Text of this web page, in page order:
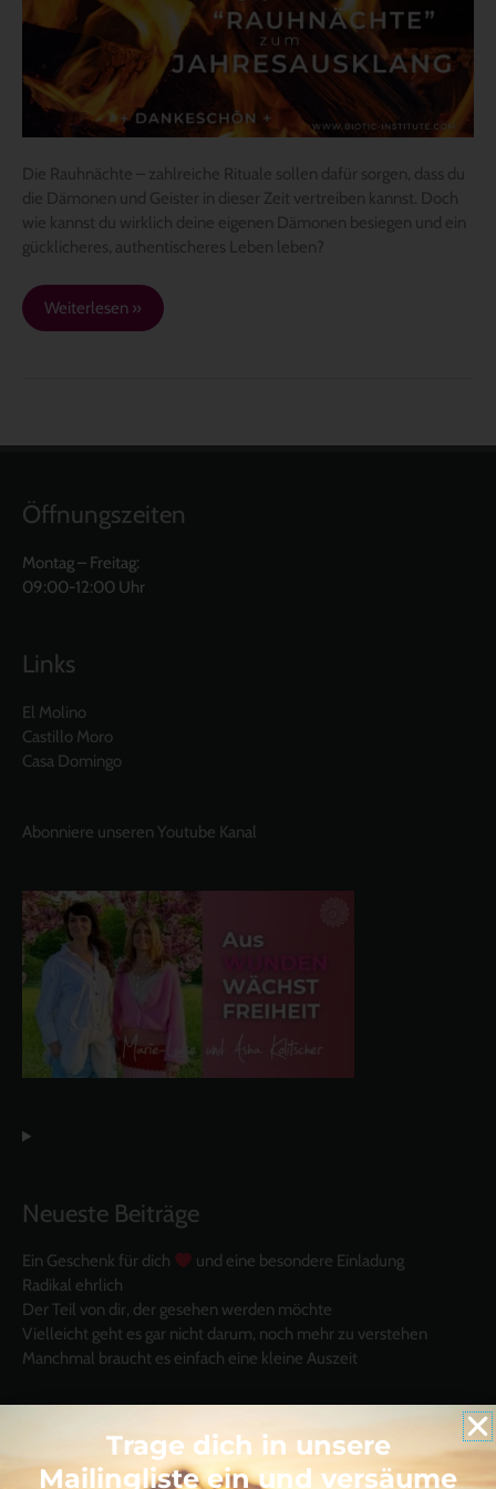
Die Rauhnächte – zahlreiche Rituale sollen dafür sorgen, dass du
die Dämonen und Geister in dieser Zeit vertreiben kannst. Doch
wie kannst du wirklich deine eigenen Dämonen besiegen und ein
gücklicheres, authentischeres Leben leben?
Weiterlesen »
Öffnungszeiten
Montag – Freitag:
09:00-12:00 Uhr
Links
El Molino
Castillo Moro
Casa Domingo
Abonniere unseren Youtube Kanal
Neueste Beiträge
Ein Geschenk für dich
und eine besondere Einladung
Radikal ehrlich
Der Teil von dir, der gesehen werden möchte
Vielleicht geht es gar nicht darum, noch mehr zu verstehen
Manchmal braucht es einfach eine kleine Auszeit
Trage dich in unsere
Mailingliste ein und versäume